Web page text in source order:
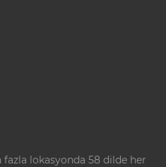
lokasyonda 58 dilde her